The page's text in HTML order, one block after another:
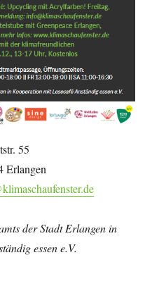
55
Erlangen
der Stadt Erlangen in
essen e.V.